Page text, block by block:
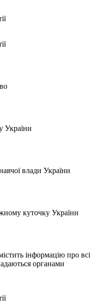
України
влади України
куточку України
інформацію про всі
органами